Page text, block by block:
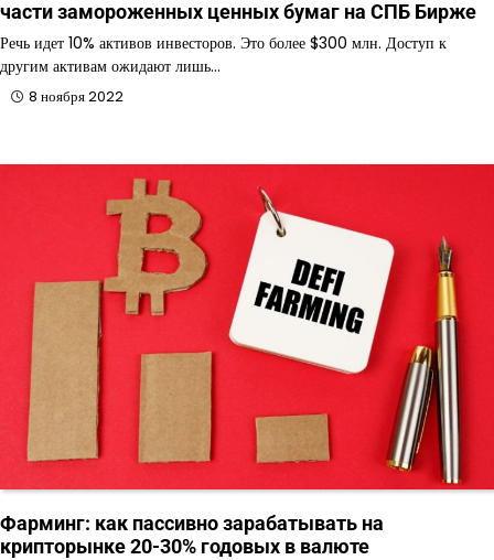
части замороженных ценных бумаг на СПБ Бирже
Речь идет 10% активов инвесторов. Это более $300 млн. Доступ к
другим активам ожидают лишь…
8 ноября 2022
Фарминг: как пассивно зарабатывать на
крипторынке 20-30% годовых в валюте